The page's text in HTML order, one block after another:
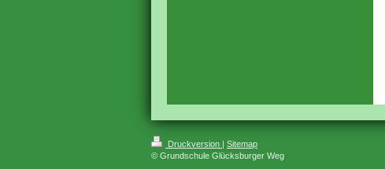
Druckversion | Sitemap
© Grundschule Glücksburger Weg